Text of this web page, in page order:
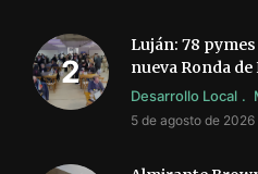
Luján: 78
nueva Ronda
Desarrollo Local
5 de agosto de 2026